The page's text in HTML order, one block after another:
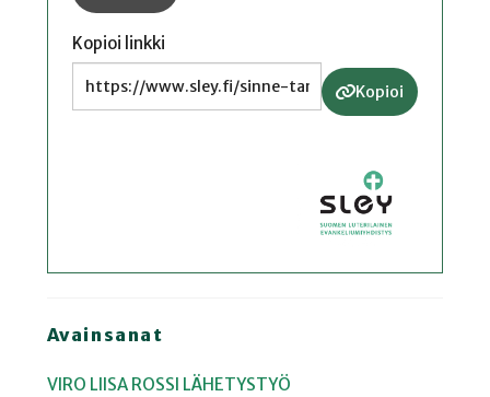
Kopioi linkki
Kopioi
Avainsanat
VIRO LIISA ROSSI LÄHETYSTYÖ